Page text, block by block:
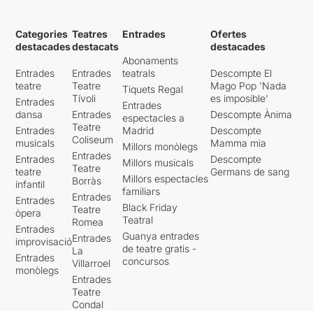
Categories
destacades
Entrades
teatre
Entrades
dansa
Entrades
musicals
Entrades
teatre
infantil
Entrades
òpera
Entrades
improvisació
Entrades
monòlegs
Teatres
destacats
Entrades
Teatre
Tívoli
Entrades
Teatre
Coliseum
Entrades
Teatre
Borràs
Entrades
Teatre
Romea
Entrades
La
Villarroel
Entrades
Teatre
Condal
Entrades
Abonaments
teatrals
Tiquets Regal
Entrades
espectacles a
Madrid
Millors monòlegs
Millors musicals
Millors espectacles
familiars
Black Friday
Teatral
Guanya entrades
de teatre gratis -
concursos
Ofertes
destacades
Descompte El
Mago Pop 'Nada
es imposible'
Descompte Ànima
Descompte
Mamma mia
Descompte
Germans de sang